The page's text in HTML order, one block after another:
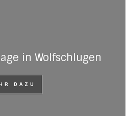
in Wolfschlugen
DAZU